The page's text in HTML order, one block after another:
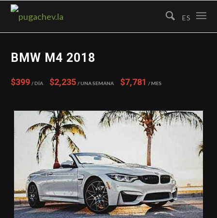
BMW M4 2018
$399 / Día $2,235 / Una semana $7,781 / Mes
ES